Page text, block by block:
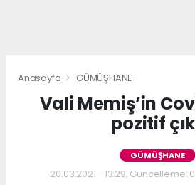
Anasayfa GÜMÜŞHANE
Vali Memiş’in
pozitif
GÜMÜŞHANE
20.03.2021 - 13:29, Güncelleme: